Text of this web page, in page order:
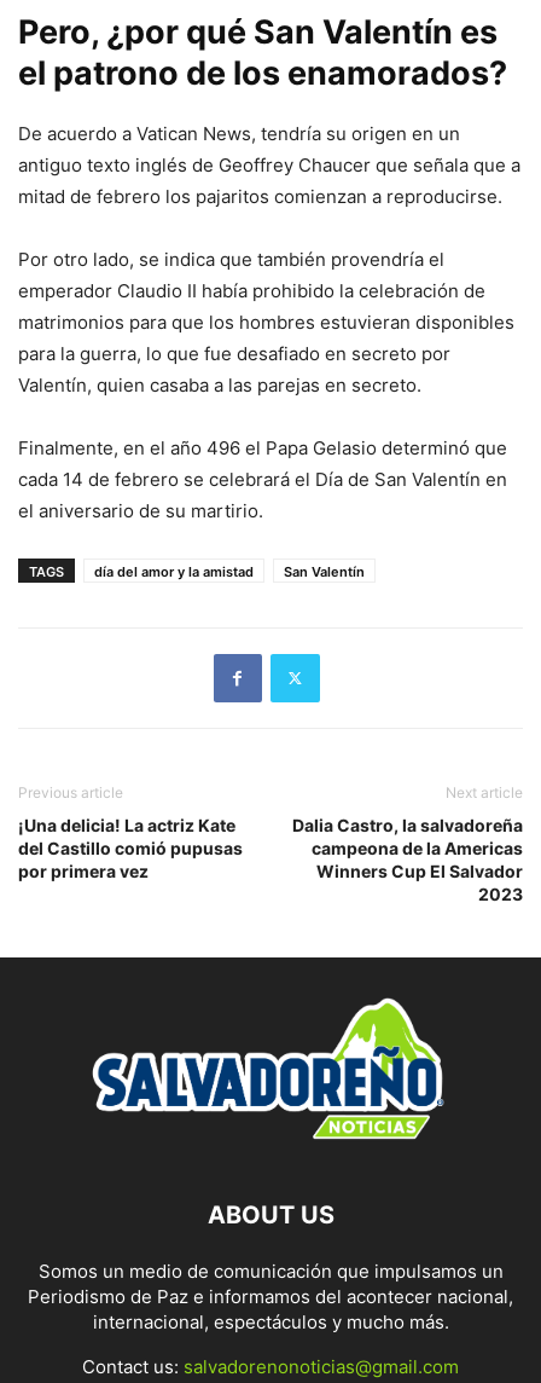
Pero, ¿por qué San Valentín es
el patrono de los enamorados?
De acuerdo a Vatican News, tendría su origen en un
antiguo texto inglés de Geoffrey Chaucer que señala que a
mitad de febrero los pajaritos comienzan a reproducirse.
Por otro lado, se indica que también provendría el
emperador Claudio II había prohibido la celebración de
matrimonios para que los hombres estuvieran disponibles
para la guerra, lo que fue desafiado en secreto por
Valentín, quien casaba a las parejas en secreto.
Finalmente, en el año 496 el Papa Gelasio determinó que
cada 14 de febrero se celebrará el Día de San Valentín en
el aniversario de su martirio.
TAGS día del amor y la amistad San Valentín
Previous article
¡Una delicia! La actriz Kate
del Castillo comió pupusas
por primera vez
Next article
Dalia Castro, la salvadoreña
campeona de la Americas
Winners Cup El Salvador
2023
ABOUT US
Somos un medio de comunicación que impulsamos un
Periodismo de Paz e informamos del acontecer nacional,
internacional, espectáculos y mucho más.
Contact us: salvadorenonoticias@gmail.com